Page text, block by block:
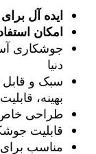
ایده آل
امکان
جوشکاری
دنیا
سبک و
بهینه،
طراحی خاص
قابلیت
مناسب